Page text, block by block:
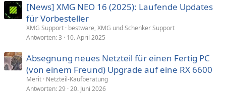
[News] XMG NEO 16 (2025): Laufende Updates
für Vorbesteller
XMG Support bestware, XMG und Schenker Support
Antworten 3 10. April 2025
Absegnung neues Netzteil für einen Fertig PC
(von einem Freund) Upgrade auf eine RX 6600
Merit Netzteil-Kaufberatung
Antworten 29 20. Juni 2026